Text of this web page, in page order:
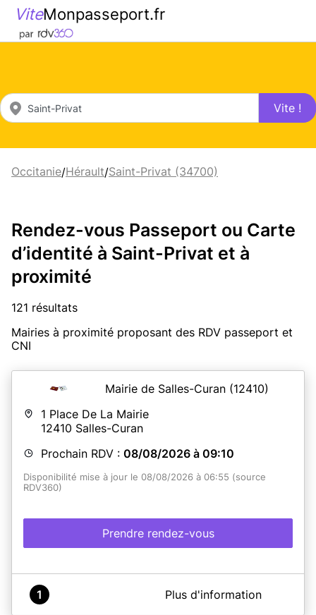
ViteMonpasseport.fr
Vite !
Occitanie/Hérault/Saint-Privat (34700)
Rendez-vous Passeport ou Carte
d’identité à Saint-Privat et à
proximité
121 résultats
Mairies à proximité proposant des RDV passeport et
CNI
Mairie de Salles-Curan (12410)
1 Place De La Mairie
12410 Salles-Curan
Prochain RDV : 08/08/2026 à 09:10
Disponibilité mise à jour le 08/08/2026 à 06:55 (source
RDV360)
Prendre rendez-vous
A propos de COMMUNE DE SALLES CURAN
1 Plus d'information